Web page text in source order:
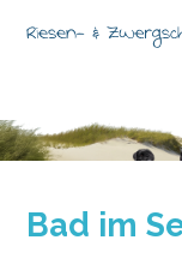
Bad im